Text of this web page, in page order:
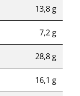
13,8 g
7,2 g
28,8 g
16,1 g